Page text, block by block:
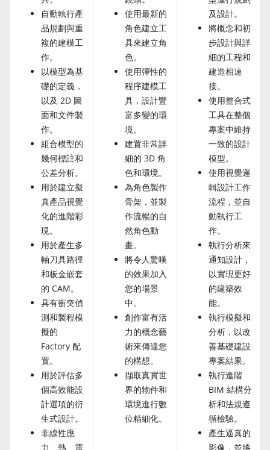
自動執行產
品規劃與重
複的建模工
作。
以模型為基
礎的定義，
以及 2D 圖
面和文件製
作。
組合模型的
幾何標註和
公差分析。
用於建立擬
真產品視覺
化的進階彩
現。
用於產生多
軸刀具路徑
和板金嵌套
的 CAM。
具有衝突偵
測和製程模
擬的
Factory 配
置。
用於評估多
個高效能設
計選項的衍
生式設計。
非線性應
力、熱、震
使用最新的
角色建立工
具來建立角
色。
使用彈性的
程序建模工
具，設計豐
富多變的環
境。
建置非常詳
細的 3D 角
色和環境。
為角色製作
骨架，並製
作流暢的自
然角色動
畫。
將令人驚嘆
的效果加入
您的場景
中。
創作富有活
力的概念藝
術來傳達您
的構想。
擷取真實世
界的物件和
環境進行數
位精細化。
及設計。
將概念和初
步設計與詳
細的工程和
建造相連
接。
使用整合式
工具在整個
專案中維持
一致的設計
模型。
使用視覺邏
輯設計工作
流程，並自
動執行工
作。
執行分析來
通知設計，
以實現更好
的建築效
能。
執行模擬和
分析，以改
善基礎建設
專案結果。
執行進階
BIM 結構分
析和法規遵
循檢驗。
產生逼真的
影像，並將